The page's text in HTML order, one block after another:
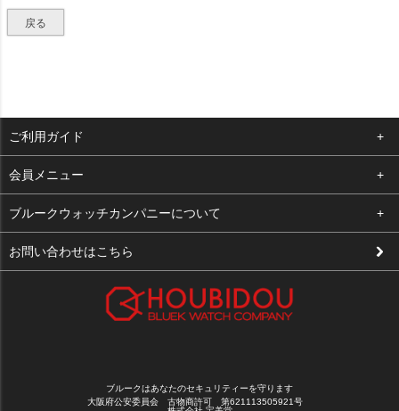
戻る
ご利用ガイド
よくある質問
支払い・送料
修理依頼
会員メニュー
ログイン
お気に入り
ブルークウォッチカンパニーについて
会社概要
お問い合わせはこちら
ブルークはあなたのセキュリティーを守ります
大阪府公安委員会 古物商許可 第621113505921号